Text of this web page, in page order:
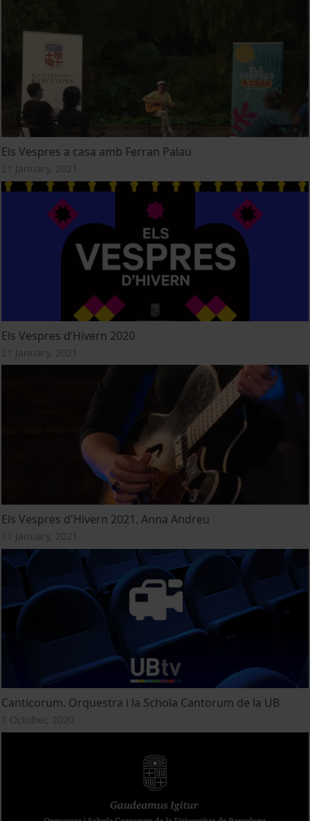
Els Vespres a casa amb Ferran Palau
21 January, 2021
Els Vespres d’Hivern 2020
21 January, 2021
Els Vespres d'Hivern 2021. Anna Andreu
11 January, 2021
Canticorum. Orquestra i la Schola Cantorum de la UB
1 October, 2020